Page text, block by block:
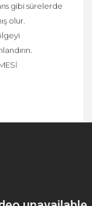
gibi sürelerde
olur.